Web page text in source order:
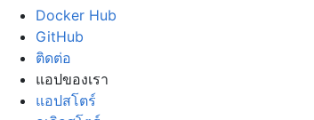
Docker Hub
GitHub
ติดต่อ
แอปของเรา
แอปสโตร์